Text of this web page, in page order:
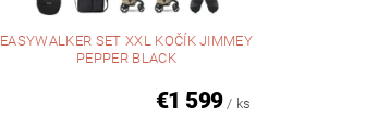
EASYWALKER SET XXL KOČÍK JIMMEY
PEPPER BLACK
€1 599 / ks